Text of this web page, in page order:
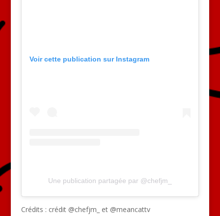
Voir cette publication sur Instagram
Une publication partagée par @chefjm_
Crédits : crédit @chefjm_ et @meancattv